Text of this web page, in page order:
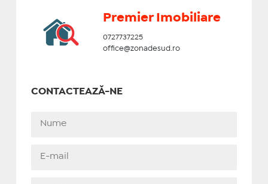
Premier Imobiliare
0727737225
office@zonadesud.ro
CONTACTEAZĂ-NE